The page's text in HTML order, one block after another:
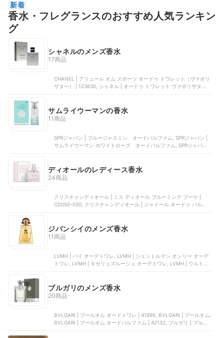
新着
香水・フレグランスのおすすめ人気ランキン
グ
シャネルのメンズ香水
17商品
CHANEL | アリュール オム スポーツ オードゥ トワレット（ヴァポリ
ザター） | 123630, シャネル | オードゥ トワレット ヴァポリザター,
サムライウーマンの香水
11商品
SPRジャパン | ブルージャスミン オードパルファム, SPRジャパン |
サムライウーマン ホワイトローズ オードパルファム, SPRジャパン |
ディオールのレディース香水
24商品
クリスチャンディオール | ミス ディオール ブルーミング ブーケ |
CD050-030, クリスチャンディオール | ジャドール オードゥ パルファ
クリスチャンディオール | ディオール ミス ディオール ブルーミング
ブーケ ローラー パール
ジバンシイのメンズ香水
11商品
LVMH | パイ オーデトワレ, LVMH | ジェントルマン オンリー オーデ
トワレ, LVMH | キセリュズルージュ オーデトワレ, LVMH | ウルトラ
ブルガリのメンズ香水
20商品
BVLGARI | プールオム オードトワレ | 41895, BVLGARI | プールオム,
BVLGARI | プールオム オードパルファム | 42132, ブルガリ | ブルガ